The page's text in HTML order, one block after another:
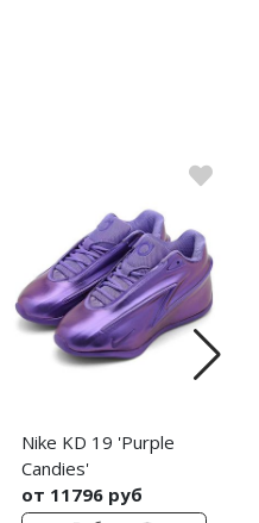
Nike KD 19 'Purple
Candies'
от 11796 руб